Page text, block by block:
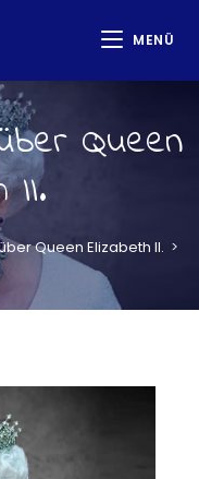
MENÜ
Queen
II.
Queen Elizabeth II. >